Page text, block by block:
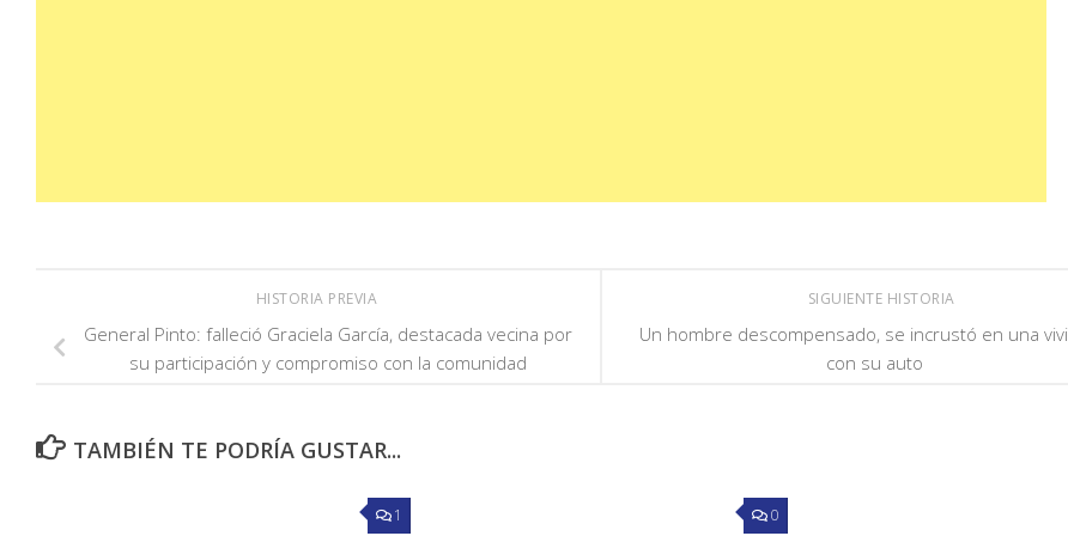
SIGUIENTE HISTORIA
Un hombre descompensado, se incrustó en una
con su auto
HISTORIA PREVIA
General Pinto: falleció Graciela García, destacada vecina por
su participación y compromiso con la comunidad
TAMBIÉN TE PODRÍA GUSTAR...
1 0